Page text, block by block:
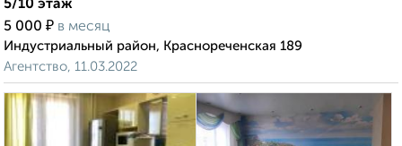
5/10 этаж
5 000 ₽ в месяц
Индустриальный район, Краснореченская 189
Агентство, 11.03.2022